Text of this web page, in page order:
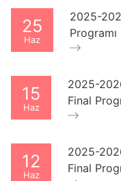
25
Haz
2025-
Programı
15
Haz
2025-
Final
12
Haz
2025-
Final